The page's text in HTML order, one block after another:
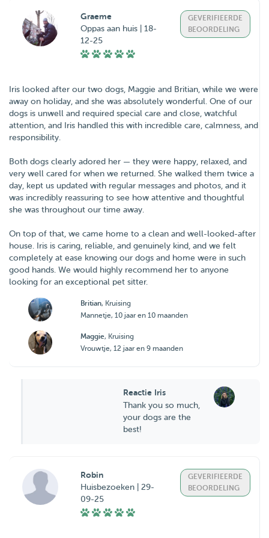
Graeme
Oppas aan huis | 18-
12-25
GEVERIFIEERDE
BEOORDELING
Iris looked after our two dogs, Maggie and Britian, while we were
away on holiday, and she was absolutely wonderful. One of our
dogs is unwell and required special care and close, watchful
attention, and Iris handled this with incredible care, calmness, and
responsibility.
Both dogs clearly adored her — they were happy, relaxed, and
very well cared for when we returned. She walked them twice a
day, kept us updated with regular messages and photos, and it
was incredibly reassuring to see how attentive and thoughtful
she was throughout our time away.
On top of that, we came home to a clean and well-looked-after
house. Iris is caring, reliable, and genuinely kind, and we felt
completely at ease knowing our dogs and home were in such
good hands. We would highly recommend her to anyone
looking for an exceptional pet sitter.
Britian, Kruising
Mannetje, 10 jaar en 10 maanden
Maggie, Kruising
Vrouwtje, 12 jaar en 9 maanden
Reactie Iris
Thank you so much,
your dogs are the
best!
Robin
Huisbezoeken | 29-
09-25
GEVERIFIEERDE
BEOORDELING